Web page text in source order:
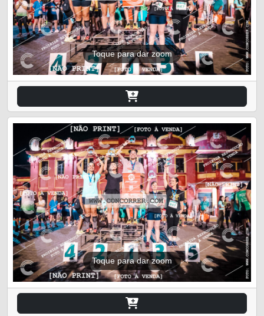
Toque para dar zoom
Toque para dar zoom